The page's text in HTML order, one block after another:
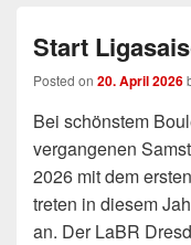
Start
Posted on 20. April 2026
Bei schönstem
vergangenen
2026 mit dem
treten in diesem
an. Der LaBR